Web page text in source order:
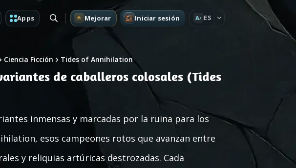
Apps Mejorar Iniciar sesión A ES
Ciencia Ficción Tides of Annihilation
de caballeros colosales (Tides
inmensas y marcadas por la ruina para los
esos campeones rotos que avanzan entre
y reliquias artúricas destrozadas. Cada